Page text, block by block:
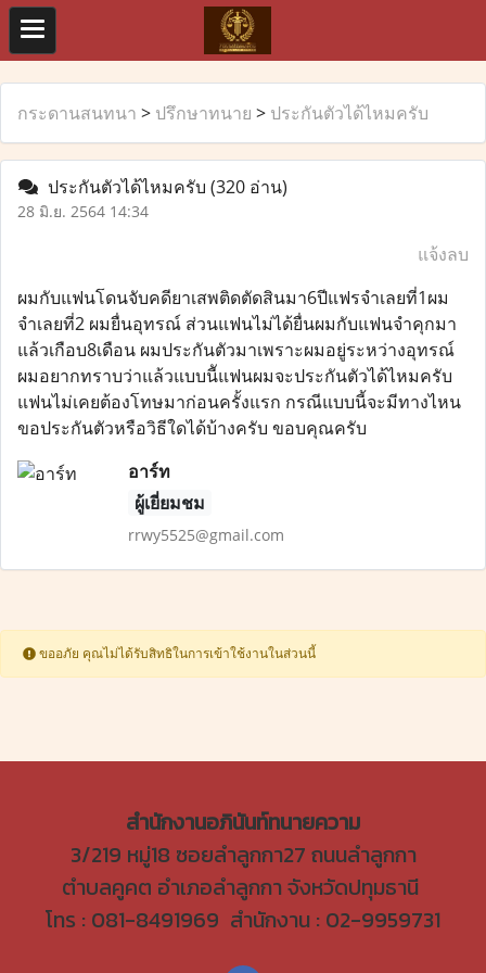
กระดานสนทนา > ปรึกษาทนาย > ประกันตัวได้ไหมครับ
ประกันตัวได้ไหมครับ (320 อ่าน)
28 มิ.ย. 2564 14:34
แจ้งลบ
ผมกับแฟนโดนจับคดียาเสพติดตัดสินมา6ปีแฟรจำเลยที่1ผม
จำเลยที่2 ผมยื่นอุทรณ์ ส่วนแฟนไม่ได้ยื่นผมกับแฟนจำคุกมา
แล้วเกือบ8เดือน ผมประกันตัวมาเพราะผมอยู่ระหว่างอุทรณ์
ผมอยากทราบว่าแล้วแบบนีัแฟนผมจะประกันตัวได้ไหมครับ
แฟนไม่เคยต้องโทษมาก่อนครั้งแรก กรณีแบบนี้จะมีทางไหน
ขอประกันตัวหรือวิธีใดได้บ้างครับ ขอบคุณครับ
อาร์ท
ผู้เยี่ยมชม
rrwy5525@gmail.com
ขออภัย คุณไม่ได้รับสิทธิในการเข้าใช้งานในส่วนนี้
สำนักงานอภินันท์ทนายความ
3/219 หมู่18 ซอยลำลูกกา27 ถนนลำลูกกา
ตำบลคูคต อำเภอลำลูกกา จังหวัดปทุมธานี
โทร : 081-8491969 สำนักงาน : 02-9959731